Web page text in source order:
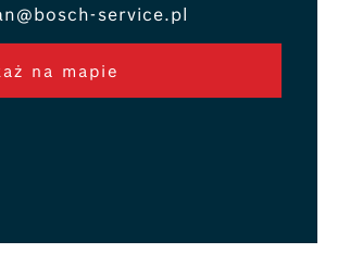
z filtrem Bosch FILTER+ i oddychaj
Więcej
service.pl
na mapie